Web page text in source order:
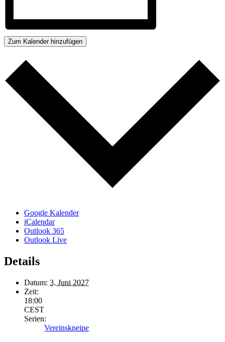
Zum Kalender hinzufügen
Google Kalender
iCalendar
Outlook 365
Outlook Live
Details
Datum: 3. Juni 2027
Zeit:
18:00
CEST
Serien:
Vereinskneipe